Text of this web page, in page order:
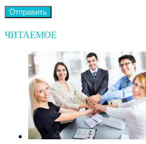
ЧИТАЕМОЕ